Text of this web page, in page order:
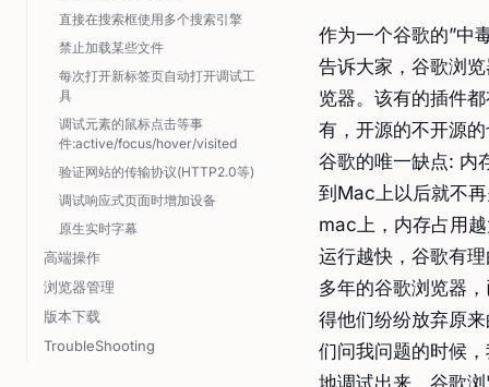
直接在搜索框使用多个搜索引擎
禁止加载某些文件
每次打开新标签页自动打开调试工
具
调试元素的鼠标点击等事
件:active/focus/hover/visited
验证网站的传输协议(HTTP2.0等)
调试响应式页面时增加设备
原生实时字幕
高端操作
浏览器管理
版本下载
TroubleShooting
作为一个谷歌的”中
告诉大家，谷歌浏
览器。该有的插件
有，开源的不开源
谷歌的唯一缺点: 内
到Mac上以后就不
mac上，内存占用
运行越快，谷歌有
多年的谷歌浏览器
得他们纷纷放弃原
们问我问题的时候
地调试出来。谷歌